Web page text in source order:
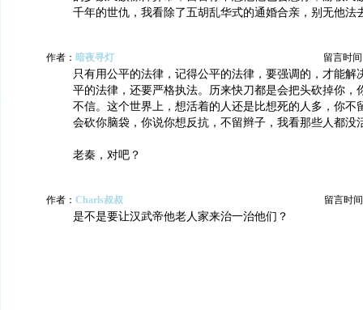
千年的世仇，我看除了五胡乱华式的通婚合亲，别无他法
作者： 暗夜寻灯 留言时间
只有用公平的法律，记得公平的法律，要强调的，才能解
平的法律，还要严格执法。历来快刀都是会把头砍掉你，
不信。这个世界上，想活着的人还是比想死的人多，你不
会砍你脑袋，你说你想反抗，不留辫子，我看那些人都没
老秦，对吧？
作者： Charls叔叔 留言时
是不是要让汉武帝他老人家来治一治他们？